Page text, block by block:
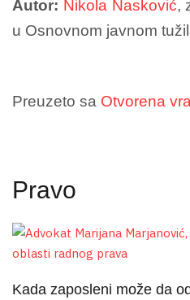
Autor: Nikola Nasković,
u Osnovnom javnom
Preuzeto sa Otvorena
Pravo
Kada zaposleni može da